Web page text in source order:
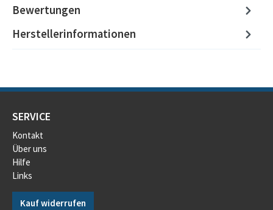
Bewertungen
Herstellerinformationen
SERVICE
Kontakt
Über uns
Hilfe
Links
Kauf widerrufen